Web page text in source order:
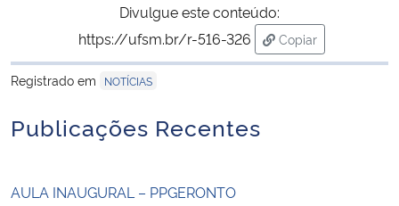
Ministério do Desenvolvimento Regional
Secretaria-Geral
Divulgue este conteúdo:
https://ufsm.br/r-516-326
Copiar
para área de
Registrado em
NOTÍCIAS
Publicações Recentes
AULA INAUGURAL – PPGERONTO